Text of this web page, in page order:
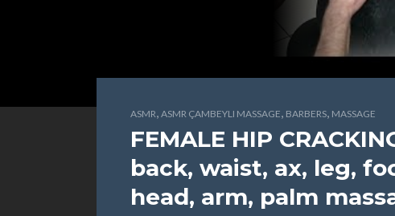
ASMR, ASMR ÇAMBEYLI MASSAGE, BARBERS, MASSAGE
FEMALE HIP
back, waist, ax, leg,
head, arm, palm